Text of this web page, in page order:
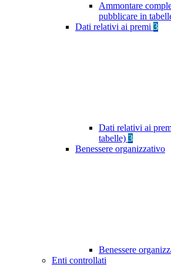
Ammontare
pubblicare in
Dati relativi ai premi 3
Dati relativi ai
tabelle) 3
Benessere organizzativo
Benessere
Enti controllati